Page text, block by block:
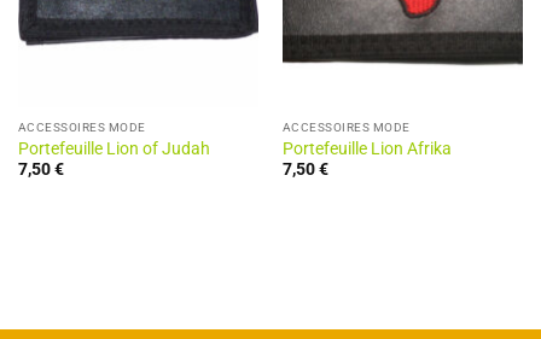
ACCESSOIRES MODE
Portefeuille Lion of Judah
7,50€
ACCESSOIRES MODE
Portefeuille Lion Afrika
7,50€